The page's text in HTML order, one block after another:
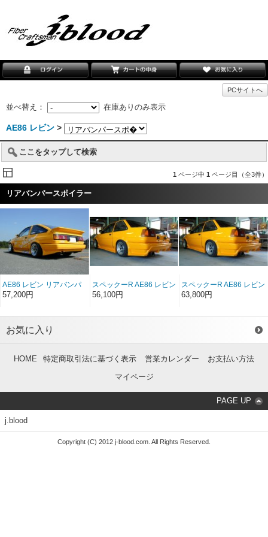
PCサイトへ
並べ替え： 在庫ありのみ表示
AE86 レビン >
ここをタップして検索
1 ページ中 1 ページ目（全3件）
リアバンパースポイラー
AE86 レビン リアバンパ
ースポイラー 後期純正形
57,200円
スペックーR AE86 レビン
リアバンパースポイラー
56,100円
スペックーR AE86 レビン
リアバンパースポイラー
63,800円
お気に入り
HOME 特定商取引法に基づく表示 営業カレンダー
お支払い方法
マイページ
PAGE UP
j.blood
Copyright (C) 2012 j-blood.com. All Rights Reserved.